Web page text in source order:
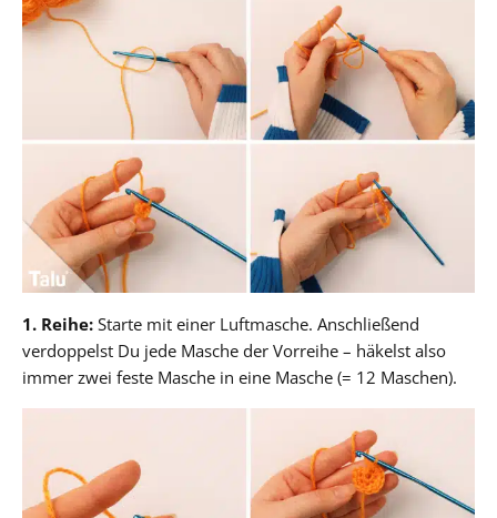
1. Reihe: Starte mit einer Luftmasche. Anschließend
verdoppelst Du jede Masche der Vorreihe – häkelst also
immer zwei feste Masche in eine Masche (= 12 Maschen).